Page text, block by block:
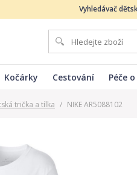
Vyhledávač
Kočárky Cestování Péče
trička a tílka / NIKE AR5088102